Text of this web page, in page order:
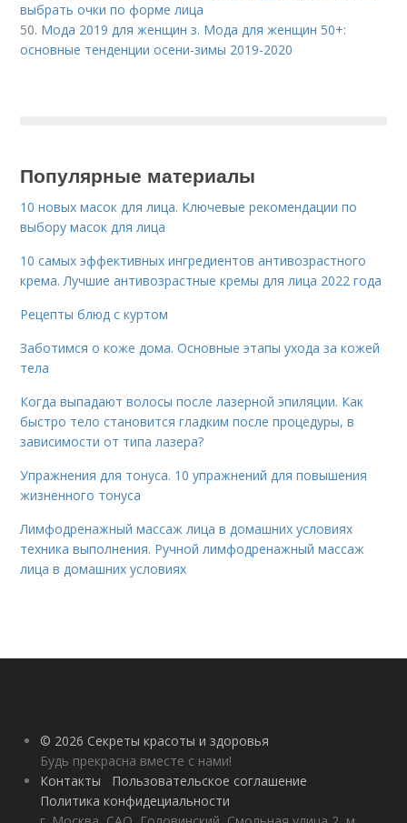
выбрать очки по форме лица
50. Мода 2019 для женщин з. Мода для женщин 50+:
основные тенденции осени-зимы 2019-2020
Популярные материалы
10 новых масок для лица. Ключевые рекомендации по
выбору масок для лица
10 самых эффективных ингредиентов антивозрастного
крема. Лучшие антивозрастные кремы для лица 2022 года
Рецепты блюд с куртом
Заботимся о коже дома. Основные этапы ухода за кожей
тела
Когда выпадают волосы после лазерной эпиляции. Как
быстро тело становится гладким после процедуры, в
зависимости от типа лазера?
Упражнения для тонуса. 10 упражнений для повышения
жизненного тонуса
Лимфодренажный массаж лица в домашних условиях
техника выполнения. Ручной лимфодренажный массаж
лица в домашних условиях
© 2026 Секреты красоты и здоровья
Будь прекрасна вместе с нами!
Контакты
Пользовательское соглашение
Политика конфидециальности